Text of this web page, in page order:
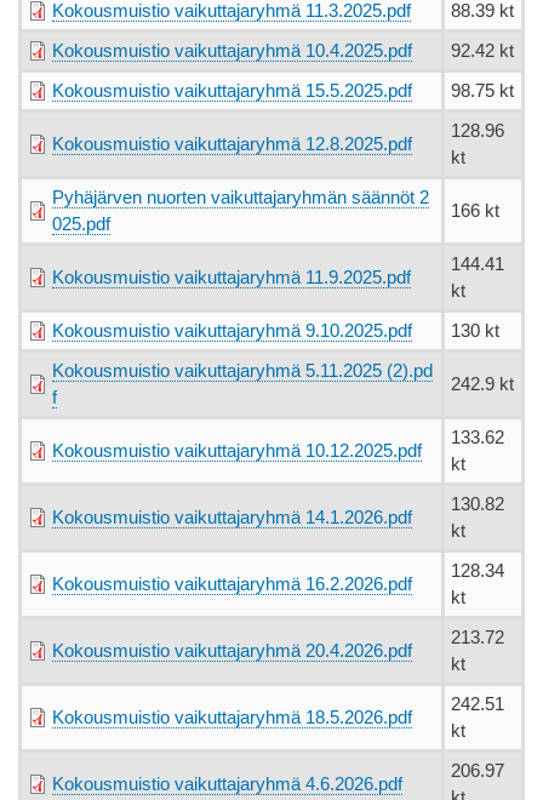
Kokousmuistio vaikuttajaryhmä 11.3.2025.pdf 88.39 kt
Kokousmuistio vaikuttajaryhmä 10.4.2025.pdf 92.42 kt
Kokousmuistio vaikuttajaryhmä 15.5.2025.pdf 98.75 kt
Kokousmuistio vaikuttajaryhmä 12.8.2025.pdf
128.96
kt
Pyhäjärven nuorten vaikuttajaryhmän säännöt 2
025.pdf
166 kt
Kokousmuistio vaikuttajaryhmä 11.9.2025.pdf
144.41
kt
Kokousmuistio vaikuttajaryhmä 9.10.2025.pdf 130 kt
Kokousmuistio vaikuttajaryhmä 5.11.2025 (2).pd
f
242.9 kt
Kokousmuistio vaikuttajaryhmä 10.12.2025.pdf
133.62
kt
Kokousmuistio vaikuttajaryhmä 14.1.2026.pdf
130.82
kt
Kokousmuistio vaikuttajaryhmä 16.2.2026.pdf
128.34
kt
Kokousmuistio vaikuttajaryhmä 20.4.2026.pdf
213.72
kt
Kokousmuistio vaikuttajaryhmä 18.5.2026.pdf
242.51
kt
Kokousmuistio vaikuttajaryhmä 4.6.2026.pdf
206.97